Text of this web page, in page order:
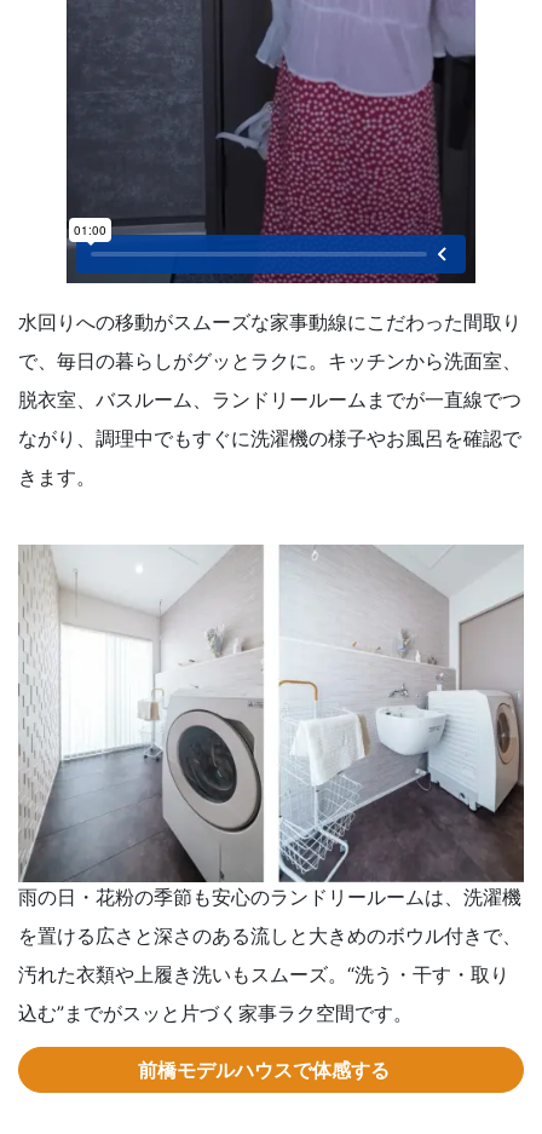
水回りへの移動がスムーズな家事動線にこだわった間取り
で、毎日の暮らしがグッとラクに。キッチンから洗面室、
脱衣室、バスルーム、ランドリールームまでが一直線でつ
ながり、調理中でもすぐに洗濯機の様子やお風呂を確認で
きます。
雨の日・花粉の季節も安心のランドリールームは、洗濯機
を置ける広さと深さのある流しと大きめのボウル付きで、
汚れた衣類や上履き洗いもスムーズ。“洗う・干す・取り
込む”までがスッと片づく家事ラク空間です。
前橋モデルハウスで体感する